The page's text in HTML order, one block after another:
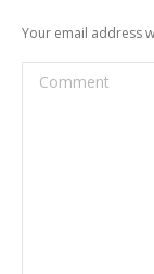
Your email address
Comment